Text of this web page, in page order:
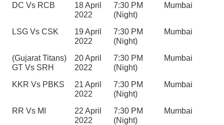
DC Vs RCB
18 April
2022
7:30 PM
(Night)
Mumbai
LSG Vs CSK
19 April
2022
7:30 PM
(Night)
Mumbai
(Gujarat Titans)
GT Vs SRH
20 April
2022
7:30 PM
(Night)
Mumbai
KKR Vs PBKS
21 April
2022
7:30 PM
(Night)
Mumbai
RR Vs MI
22 April
2022
7:30 PM
(Night)
Mumbai